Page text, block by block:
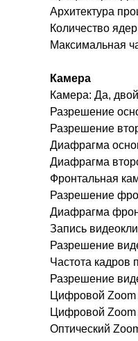
Архитектура
Количество
Максимальная
Камера
Камера: Да,
Разрешение
Разрешение
Диафрагма
Диафрагма
Фронтальная
Разрешение
Диафрагма
Запись
Разрешение
Частота кадров
Разрешение
Цифровой
Цифровой Zoom
Оптический